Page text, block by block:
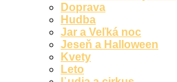
Medvedíkovia a koníky
Ovocie a zelenina
Doprava
Hudba
Jar a Veľká noc
Jeseň a Halloween
Kvety
Leto